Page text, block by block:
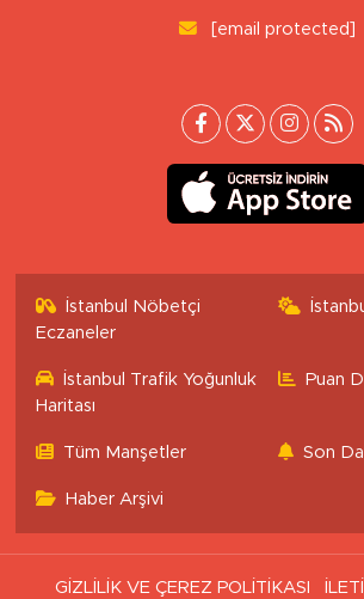
[email protected]
İstanbul Nöbetçi
Eczaneler
İstanbul Trafik Yoğunluk
Haritası
Puan
Tüm Manşetler Son
Haber Arşivi
GİZLİLİK VE ÇEREZ POLİTİKASI